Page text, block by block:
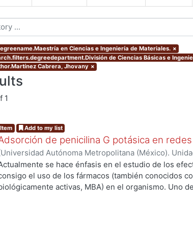
en Ciencias e Ingeniería de Materiales. ×
de Ciencias Básicas e
Cabrera, Jhovany ×
1
Item Add to my list
de penicilina G potásica en
Universidad Autónoma Metropolitana (México).
Servicios de Información.,2021-04)Martínez
se hace énfasis en el estudio de los
el uso de los fármacos (también conocidos
activas, MBA) en el organismo. Uno